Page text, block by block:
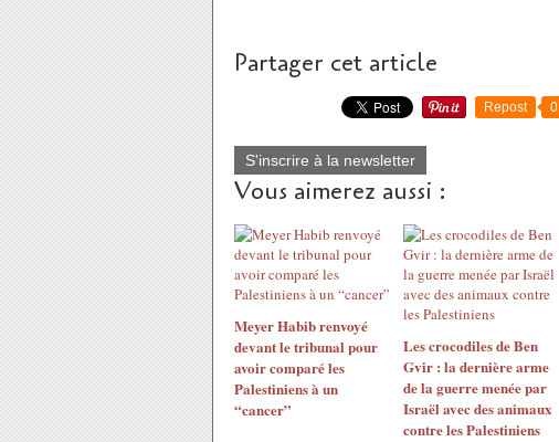
Partager cet article
Repost 0
S'inscrire à la newsletter
Vous aimerez aussi :
Meyer Habib renvoyé
devant le tribunal pour
avoir comparé les
Palestiniens à un
“cancer”
Les crocodiles de Ben
Gvir : la dernière arme
de la guerre menée par
Israël avec des animaux
contre les Palestiniens